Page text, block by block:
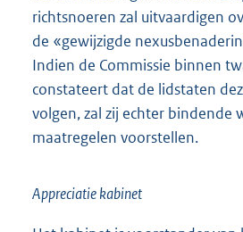
richtsnoeren zal uitvaardigen
de «gewijzigde
Indien de Commissie binnen
constateert dat de lidstaten
volgen, zal zij echter bindende
maatregelen voorstellen.
Appreciatie kabinet